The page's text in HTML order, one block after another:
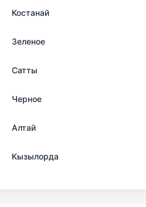
Костанай
Зеленое
Сатты
Черное
Алтай
Кызылорда